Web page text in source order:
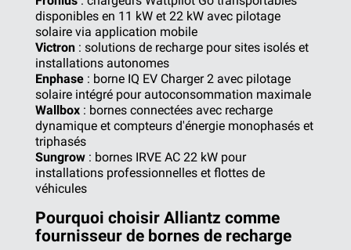
disponibles en 11 kW et 22 kW avec pilotage
solaire via application mobile
Victron : solutions de recharge pour sites isolés et
installations autonomes
Enphase : borne IQ EV Charger 2 avec pilotage
solaire intégré pour autoconsommation maximale
Wallbox : bornes connectées avec recharge
dynamique et compteurs d'énergie monophasés et
triphasés
Sungrow : bornes IRVE AC 22 kW pour
installations professionnelles et flottes de
véhicules
Pourquoi choisir Alliantz comme
fournisseur de bornes de recharge